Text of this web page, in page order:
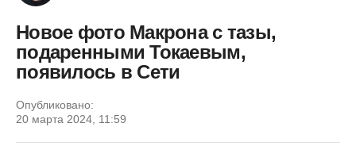
Новое фото Макрона с тазы,
подаренными Токаевым,
появилось в Сети
Опубликовано:
20 марта 2024, 11:59